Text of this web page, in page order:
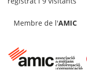
Membre de l'AMIC